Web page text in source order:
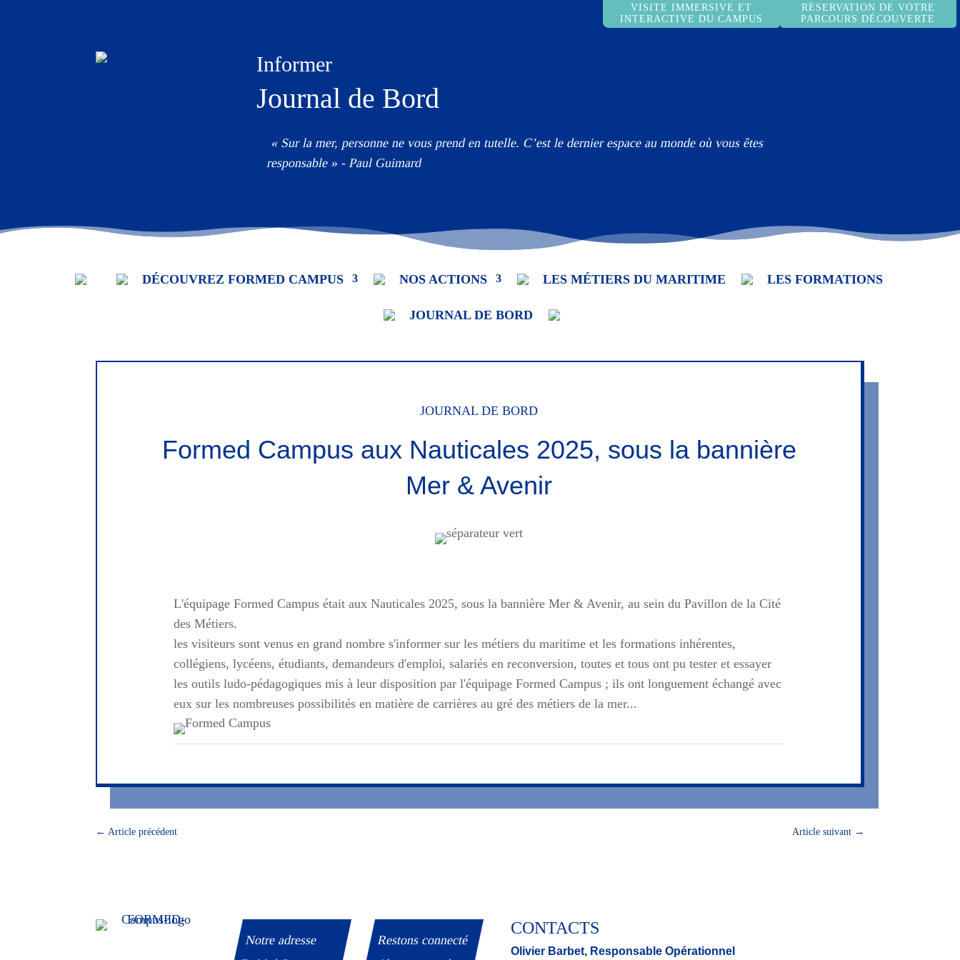
Informer
Journal de Bord
« Sur la mer, personne ne vous prend en tutelle. C’est le dernier espace au monde où vous êtes
responsable » - Paul Guimard
DÉCOUVREZ FORMED CAMPUS NOS ACTIONS LES MÉTIERS DU MARITIME LES FORMATIONS
JOURNAL DE BORD
JOURNAL DE BORD
Formed Campus aux Nauticales 2025, sous la bannière
Mer & Avenir
L'équipage Formed Campus était aux Nauticales 2025, sous la bannière Mer & Avenir, au sein du Pavillon de la Cité
des Métiers.
les visiteurs sont venus en grand nombre s'informer sur les métiers du maritime et les formations inhérentes,
collégiens, lycéens, étudiants, demandeurs d'emploi, salariés en reconversion, toutes et tous ont pu tester et essayer
les outils ludo-pédagogiques mis à leur disposition par l'équipage Formed Campus ; ils ont longuement échangé avec
eux sur les nombreuses possibilités en matière de carrières au gré des métiers de la mer...
← Article précédent Article suivant→
Notre adresse Restons connecté
CONTACTS
Olivier Barbet, Responsable Opérationnel
RÉSERVATION DE VOTRE
PARCOURS DÉCOUVERTE
VISITE IMMERSIVE ET
INTERACTIVE DU CAMPUS